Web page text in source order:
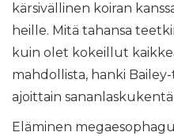
kärsivällinen koiran
heille. Mitä tahansa
kuin olet kokeillut
mahdollista, hanki
ajoittain
Eläminen